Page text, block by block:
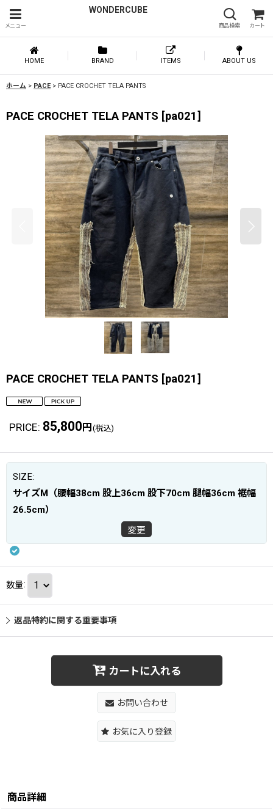
メニュー
WONDERCUBE
商品検索 カート
HOME BRAND ITEMS ABOUT US
ホーム > PACE > PACE CROCHET TELA PANTS
PACE CROCHET TELA PANTS [pa021]
PACE CROCHET TELA PANTS [pa021]
PRICE: 85,800 円 (税込)
SIZE:
サイズM（腰幅38cm 股上36cm 股下70cm 腿幅36cm 裾幅
26.5cm）
変更
数量:
返品特約に関する重要事項
カートに入れる
お問い合わせ
お気に入り登録
商品詳細